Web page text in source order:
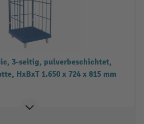
3-seitig, pulverbeschichtet,
HxBxT 1.650 x 724 x 815 mm